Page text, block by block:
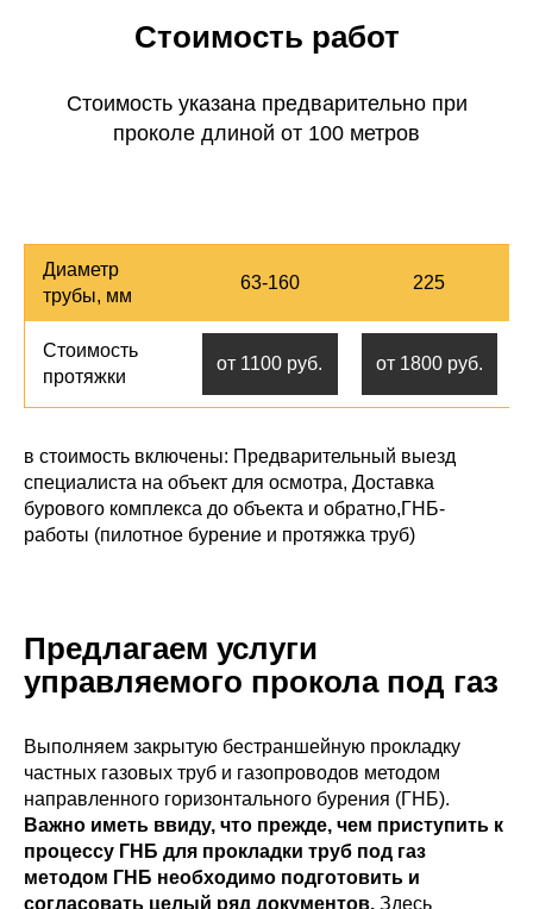
Стоимость работ
Стоимость указана предварительно при
проколе длиной от 100 метров
Диаметр
трубы, мм
63-160 225
Стоимость
протяжки
от 1100 руб. от 1800 руб.
в стоимость включены: Предварительный выезд
специалиста на объект для осмотра, Доставка
бурового комплекса до объекта и обратно,ГНБ-
работы (пилотное бурение и протяжка труб)
Предлагаем услуги
управляемого прокола под газ
Выполняем закрытую бестраншейную прокладку
частных газовых труб и газопроводов методом
направленного горизонтального бурения (ГНБ).
Важно иметь ввиду, что прежде, чем приступить к
процессу ГНБ для прокладки труб под газ
методом ГНБ необходимо подготовить и
согласовать целый ряд документов. Здесь